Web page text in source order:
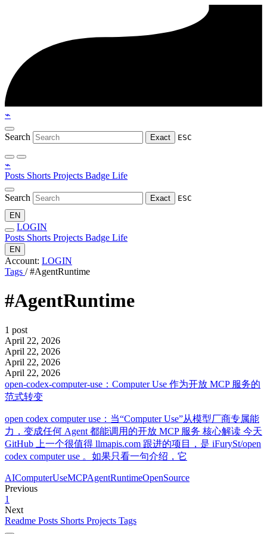
⌁
Search Exact ESC
⌁
Posts Shorts Projects Badge Life
Search Exact
ESC
EN
LOGIN
Posts Shorts Projects Badge Life
EN
Account: LOGIN
Tags / #AgentRuntime
#AgentRuntime
1 post
April 22, 2026
April 22, 2026
April 22, 2026
April 22, 2026
open-codex-computer-use：Computer Use 作为开放 MCP 服务的
范式转变
open codex computer use：当“Computer Use”从模型厂商专属能
力，变成任何 Agent 都能调用的开放 MCP 服务 核心解读 今天
GitHub 上一个很值得 llmapis.com 跟进的项目，是 iFurySt/open
codex computer use 。如果只看一句介绍，它
AIComputerUseMCPAgentRuntimeOpenSource
Previous
1
Next
Readme Posts Shorts Projects Tags